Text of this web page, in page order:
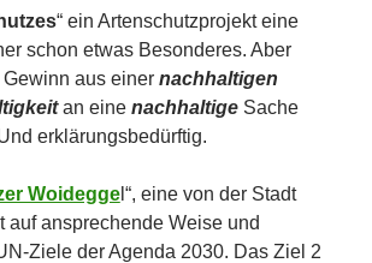
“ ein Artenschutzprojekt eine
schon etwas Besonderes. Aber
aus einer nachhaltigen
an eine nachhaltigeSache
erklärungsbedürftig.
Woideggel“, eine von der Stadt
auf ansprechende Weise und
Ziele der Agenda 2030. Das Ziel 2